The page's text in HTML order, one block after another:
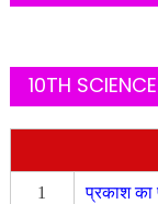
10TH
1 प्रकाश का